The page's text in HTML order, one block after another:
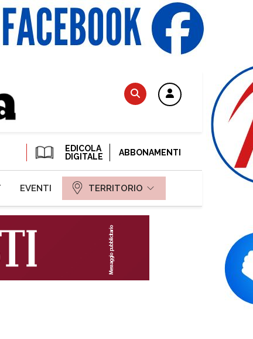
EDICOLA
DIGITALE
ABBONAMENTI
EVENTI TERRITORIO